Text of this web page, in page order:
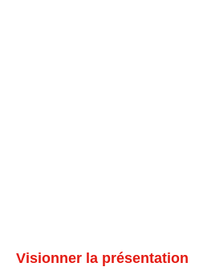
Visionner la présentation